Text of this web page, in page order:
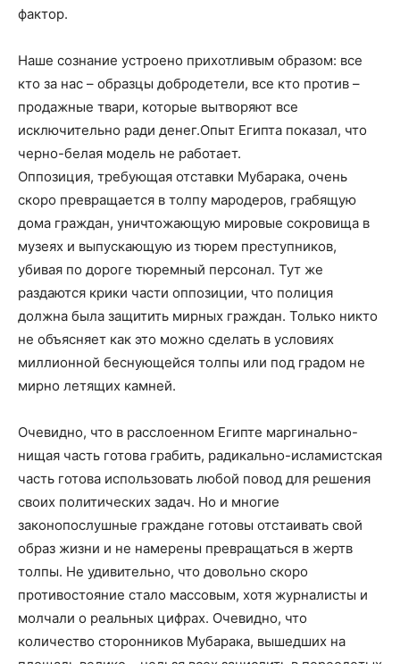
фактор.
Наше сознание устроено прихотливым образом: все
кто за нас – образцы добродетели, все кто против –
продажные твари, которые вытворяют все
исключительно ради денег.Опыт Египта показал, что
черно-белая модель не работает.
Оппозиция, требующая отставки Мубарака, очень
скоро превращается в толпу мародеров, грабящую
дома граждан, уничтожающую мировые сокровища в
музеях и выпускающую из тюрем преступников,
убивая по дороге тюремный персонал. Тут же
раздаются крики части оппозиции, что полиция
должна была защитить мирных граждан. Только никто
не объясняет как это можно сделать в условиях
миллионной беснующейся толпы или под градом не
мирно летящих камней.
Очевидно, что в расслоенном Египте маргинально-
нищая часть готова грабить, радикально-исламистская
часть готова использовать любой повод для решения
своих политических задач. Но и многие
законопослушные граждане готовы отстаивать свой
образ жизни и не намерены превращаться в жертв
толпы. Не удивительно, что довольно скоро
противостояние стало массовым, хотя журналисты и
молчали о реальных цифрах. Очевидно, что
количество сторонников Мубарака, вышедших на